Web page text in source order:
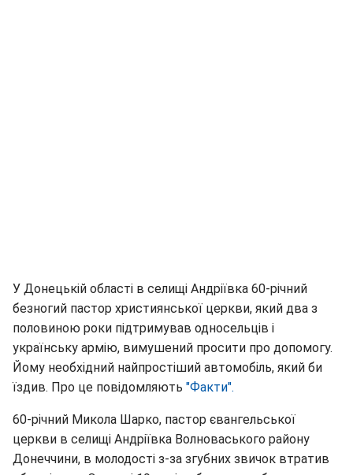
У Донецькій області в селищі Андріївка 60-річний
безногий пастор християнської церкви, який два з
половиною роки підтримував односельців і
українську армію, вимушений просити про допомогу.
Йому необхідний найпростіший автомобіль, який би
їздив. Про це повідомляють "Факти".
60-річний Микола Шарко, пастор євангельської
церкви в селищі Андріївка Волноваського району
Донеччини, в молодості з-за згубних звичок втратив